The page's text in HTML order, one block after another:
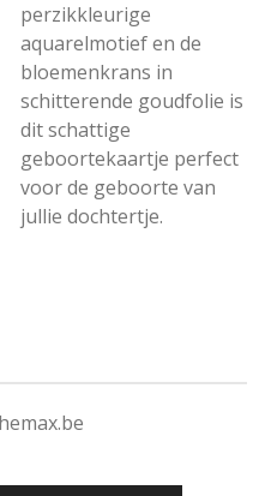
perzikkleurige
aquarelmotief en de
bloemenkrans in
schitterende goudfolie is
dit schattige
geboortekaartje perfect
voor de geboorte van
jullie dochtertje.